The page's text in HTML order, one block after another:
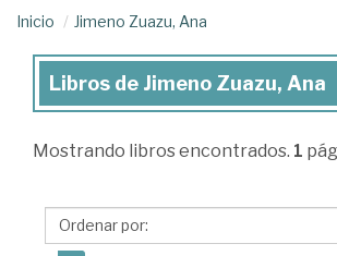
Inicio Jimeno Zuazu, Ana
Libros
Jimeno
Ana
Libros de Jimeno Zuazu, Ana
Mostrando libros encontrados. 1